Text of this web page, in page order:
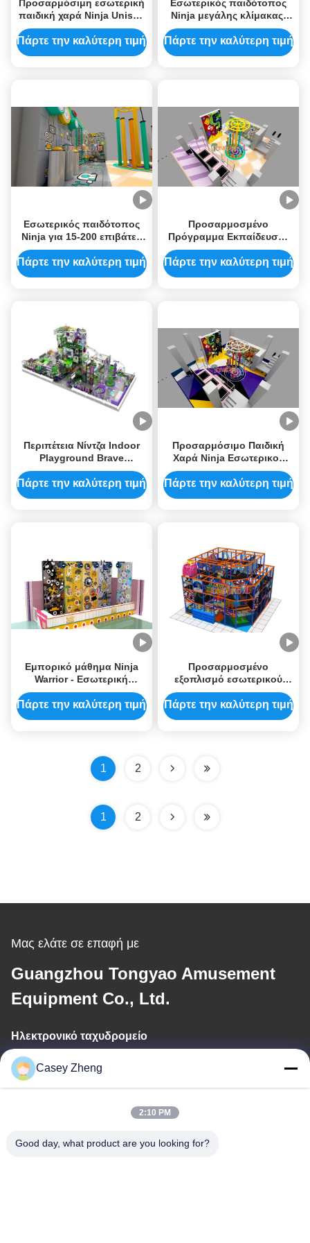
Προσαρμόσιμη εσωτερική
παιδική χαρά Ninja Unisex
Εμπορικές εσωτερικές
παιδικές χαρές OEM με
Πάρτε την καλύτερη τιμή
Εσωτερικός παιδότοπος
Ninja μεγάλης κλίμακας,
προσαρμόσιμος για 15-
200 χρήστες
Πάρτε την καλύτερη τιμή
Εσωτερικός παιδότοπος
Ninja για 15-200 επιβάτες
Εξοπλισμός παιχνιδιού
εμπορικής χρήσης
Πάρτε την καλύτερη τιμή
Προσαρμοσμένο
Πρόγραμμα Εκπαίδευσης
Ninja Warrior -
Επαγγελματικός
Πάρτε την καλύτερη τιμή
Περιπέτεια Νίντζα Indoor
Playground Brave
Challenge Παιδικό
εξοπλισμό Indoor Unisex
Πάρτε την καλύτερη τιμή
Προσαρμόσιμο Παιδική
Χαρά Ninja Εσωτερικού
Χώρου για 15-200 Επιβάτες
Πάρτε την καλύτερη τιμή
Εμπορικό μάθημα Ninja
Warrior - Εσωτερική
παιδική χαρά υψηλής
χωρητικότητας
Πάρτε την καλύτερη τιμή
Προσαρμοσμένο
εξοπλισμό εσωτερικού
παιδικού χώρου Ninja
Προσαρμοσμένες και
Πάρτε την καλύτερη τιμή
1 2
1 2
Μας ελάτε σε επαφή με
Guangzhou Tongyao Amusement
Equipment Co., Ltd.
Ηλεκτρονικό ταχυδρομείο
aitong001@attqb.com
Διεύθυνση
Casey Zheng
2:10 PM
Good day, what product are you looking for?